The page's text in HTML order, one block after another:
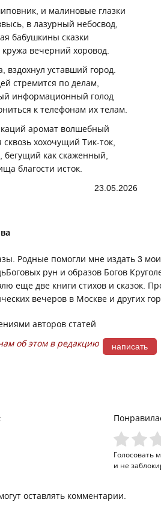
и малиновые глазки
в лазурный небосвод,
бабушкины сказки
вечерний хоровод.
вздохнул уставший город.
стремится по делам,
информационный голод
к телефонам их телам.
аромат волшебный
сквозь хохочущий Тик‑ток,
бегущий как скаженный,
благости исток.
23.05.2026
Родные помогли мне издать 3
рун и образов Богов
еще две книги стихов и сказок.
вечеров в Москве и других
авторов статей
об этом в редакцию
написать
Голосовать
и не
оставлять комментарии.